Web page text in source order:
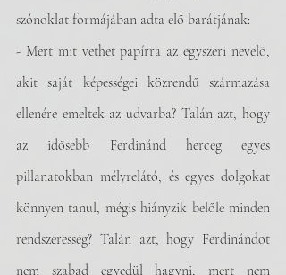
szónoklat formájában adta elő barátjának:
- Mert mit vethet papírra az egyszeri nevelő,
akit saját képességei közrendű származása
ellenére emeltek az udvarba? Talán azt, hogy
az idősebb Ferdinánd herceg egyes
pillanatokban mélyrelátó, és egyes dolgokat
könnyen tanul, mégis hiányzik belőle minden
rendszeresség? Talán azt, hogy Ferdinándot
nem szabad egyedül hagyni, mert nem